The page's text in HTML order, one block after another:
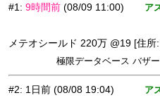
#1: 9時間前 (08/09 11:00) ア
メテオシールド 220万 @19 [住
極限データベース バザ
#2: 1日前 (08/08 19:04) ア